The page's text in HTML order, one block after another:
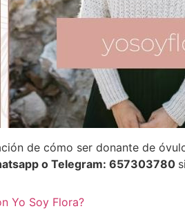
de cómo ser donante de
o Telegram: 657303780
Yo Soy Flora?